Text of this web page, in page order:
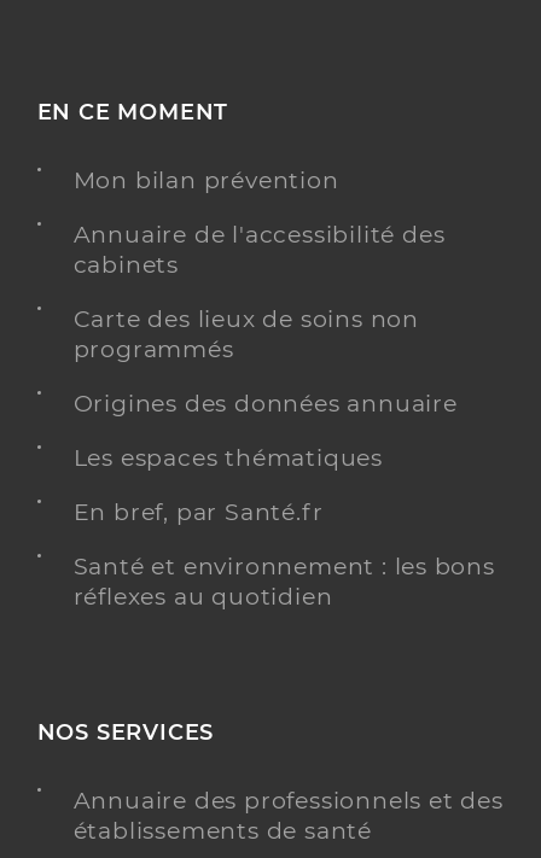
EN CE MOMENT
Mon bilan prévention
Annuaire de l'accessibilité des
cabinets
Carte des lieux de soins non
programmés
Origines des données annuaire
Les espaces thématiques
En bref, par Santé.fr
Santé et environnement : les bons
réflexes au quotidien
NOS SERVICES
Annuaire des professionnels et des
établissements de santé